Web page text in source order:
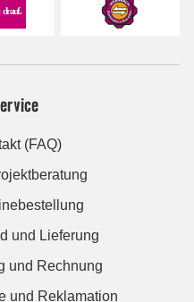
(FAQ)
und Lieferung
und Rechnung
und Reklamation